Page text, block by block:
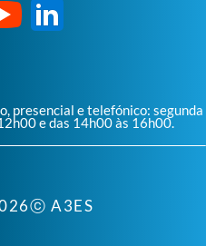
presencial e telefónico: segunda
e das 14h00 às 16h00.
ⓒ A3ES